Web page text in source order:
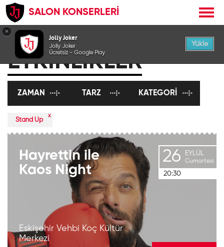
SALON KONSERLERİ
ETKİNLİKLER
ZAMAN TARZ KATEGORI
Stand Up
x
Hayrettinile
Kaos Night
Eskişehir Vehbi Koç Kültür
Merkezi
26 EYLÜL
Cumartesi
20:30
×
Jolly Joker
Jolly Joker
Ücretsiz - Google Play
Yükle